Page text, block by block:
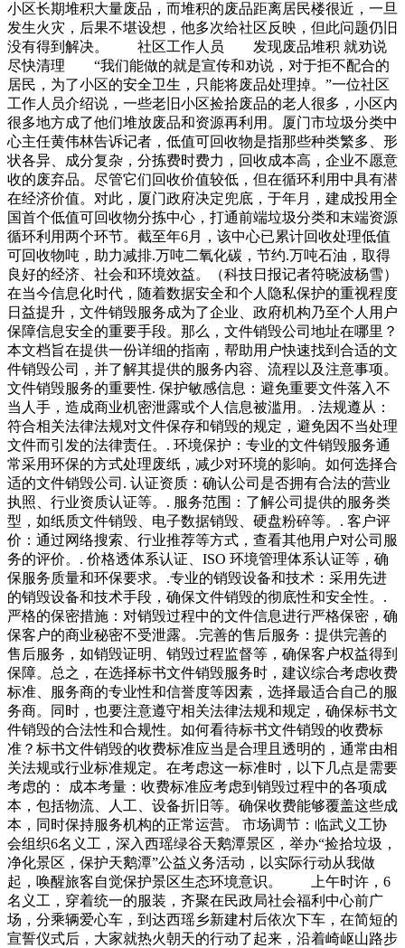
小区长期堆积大量废品，而堆积的废品距离居民楼很近，一旦
发生火灾，后果不堪设想，他多次给社区反映，但此问题仍旧
没有得到解决。 社区工作人员 发现废品堆积 就劝说
尽快清理 “我们能做的就是宣传和劝说，对于拒不配合的
居民，为了小区的安全卫生，只能将废品处理掉。”一位社区
工作人员介绍说，一些老旧小区捡拾废品的老人很多，小区内
很多地方成了他们堆放废品和资源再利用。厦门市垃圾分类中
心主任黄伟林告诉记者，低值可回收物是指那些种类繁多、形
状各异、成分复杂，分拣费时费力，回收成本高，企业不愿意
收的废弃品。尽管它们回收价值较低，但在循环利用中具有潜
在经济价值。对此，厦门政府决定兜底，于年月，建成投用全
国首个低值可回收物分拣中心，打通前端垃圾分类和末端资源
循环利用两个环节。截至年6月，该中心已累计回收处理低值
可回收物吨，助力减排.万吨二氧化碳，节约.万吨石油，取得
良好的经济、社会和环境效益。（科技日报记者符晓波杨雪）
在当今信息化时代，随着数据安全和个人隐私保护的重视程度
日益提升，文件销毁服务成为了企业、政府机构乃至个人用户
保障信息安全的重要手段。那么，文件销毁公司地址在哪里？
本文档旨在提供一份详细的指南，帮助用户快速找到合适的文
件销毁公司，并了解其提供的服务内容、流程以及注意事项。
文件销毁服务的重要性. 保护敏感信息：避免重要文件落入不
当人手，造成商业机密泄露或个人信息被滥用。. 法规遵从：
符合相关法律法规对文件保存和销毁的规定，避免因不当处理
文件而引发的法律责任。. 环境保护：专业的文件销毁服务通
常采用环保的方式处理废纸，减少对环境的影响。如何选择合
适的文件销毁公司. 认证资质：确认公司是否拥有合法的营业
执照、行业资质认证等。. 服务范围：了解公司提供的服务类
型，如纸质文件销毁、电子数据销毁、硬盘粉碎等。. 客户评
价：通过网络搜索、行业推荐等方式，查看其他用户对公司服
务的评价。. 价格透体系认证、ISO 环境管理体系认证等，确
保服务质量和环保要求。.专业的销毁设备和技术：采用先进
的销毁设备和技术手段，确保文件销毁的彻底性和安全性。.
严格的保密措施：对销毁过程中的文件信息进行严格保密，确
保客户的商业秘密不受泄露。.完善的售后服务：提供完善的
售后服务，如销毁证明、销毁过程监督等，确保客户权益得到
保障。总之，在选择标书文件销毁服务时，建议综合考虑收费
标准、服务商的专业性和信誉度等因素，选择最适合自己的服
务商。同时，也要注意遵守相关法律法规和规定，确保标书文
件销毁的合法性和合规性。如何看待标书文件销毁的收费标
准？标书文件销毁的收费标准应当是合理且透明的，通常由相
关法规或行业标准规定。在考虑这一标准时，以下几点是需要
考虑的： 成本考量：收费标准应考虑到销毁过程中的各项成
本，包括物流、人工、设备折旧等。确保收费能够覆盖这些成
本，同时保持服务机构的正常运营。 市场调节：临武义工协
会组织6名义工，深入西瑶绿谷天鹅潭景区，举办“捡拾垃圾，
净化景区，保护天鹅潭”公益义务活动，以实际行动从我做
起，唤醒旅客自觉保护景区生态环境意识。 上午时许，6
名义工，穿着统一的服装，齐聚在民政局社会福利中心前广
场，分乘辆爱心车，到达西瑶乡新建村后依次下车，在简短的
宣誓仪式后，大家就热火朝天的行动了起来，沿着崎岖山路步